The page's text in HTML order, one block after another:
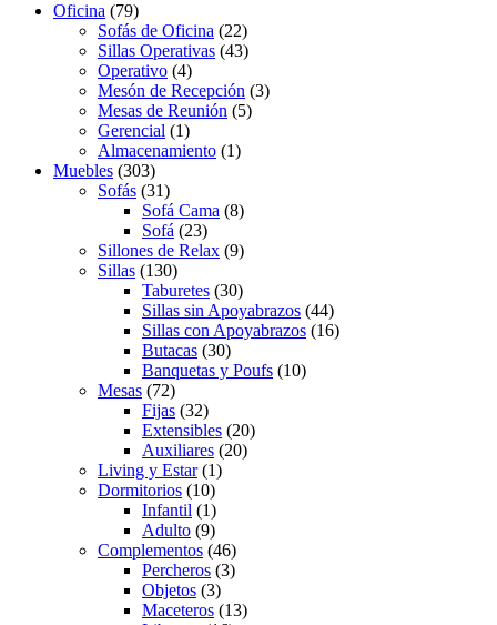
Oficina (79)
Sofás de Oficina (22)
Sillas Operativas (43)
Operativo (4)
Mesón de Recepción (3)
Mesas de Reunión (5)
Gerencial (1)
Almacenamiento (1)
Muebles (303)
Sofás (31)
Sofá Cama (8)
Sofá (23)
Sillones de Relax (9)
Sillas (130)
Taburetes (30)
Sillas sin Apoyabrazos (44)
Sillas con Apoyabrazos (16)
Butacas (30)
Banquetas y Poufs (10)
Mesas (72)
Fijas (32)
Extensibles (20)
Auxiliares (20)
Living y Estar(1)
Dormitorios (10)
Infantil (1)
Adulto (9)
Complementos (46)
Percheros (3)
Objetos (3)
Maceteros (13)